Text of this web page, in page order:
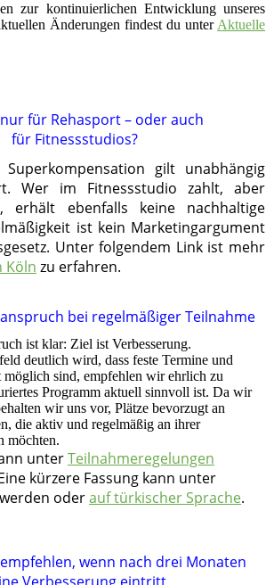
zur kontinuierlichen Entwicklung unseres
Änderungen findest du unter Aktuelle
für Rehasport – oder auch
für Fitnessstudios?
gilt unabhängig
Wer im Fitnessstudio zahlt, aber
erhält ebenfalls keine nachhaltige
ist kein Marketingargument
Unter folgendem Link ist mehr
Köln zu erfahren.
bei regelmäßiger Teilnahme
ist klar: Ziel ist Verbesserung.
deutlich wird, dass feste Termine und
sind, empfehlen wir ehrlich zu
Programm aktuell sinnvoll ist. Da wir
wir uns vor, Plätze bevorzugt an
die aktiv und regelmäßig an ihrer
möchten.
unterTeilnahmeregelungen
kürzere Fassung kann unter
oderauf türkischer Sprache.
wenn nach drei Monaten